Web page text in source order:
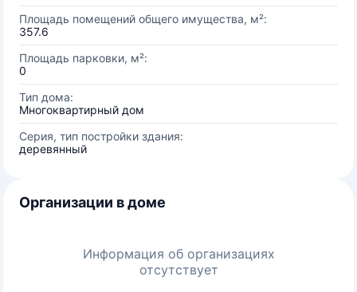
Площадь помещений общего имущества, м²:
357.6
Площадь парковки, м²:
0
Тип дома:
Многоквартирный дом
Серия, тип постройки здания:
деревянный
Организации в доме
Информация об организациях
отсутствует